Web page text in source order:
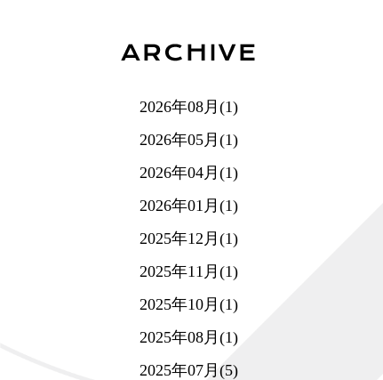
2026年08月(1)
2026年05月(1)
2026年04月(1)
2026年01月(1)
2025年12月(1)
2025年11月(1)
2025年10月(1)
2025年08月(1)
2025年07月(5)